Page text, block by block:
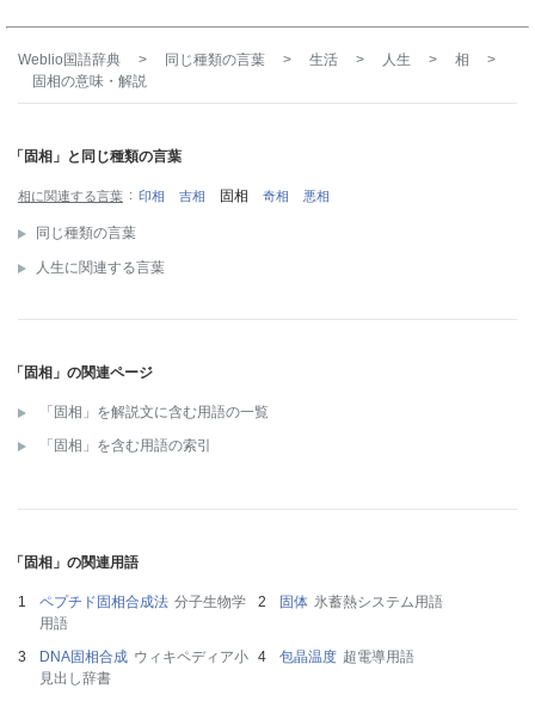
Weblio国語辞典 > 同じ種類の言葉 > 生活 > 人生 > 相
>
固相の意味・解説
「固相」と同じ種類の言葉
相に関連する言葉 印相 吉相 固相 奇相 悪相
同じ種類の言葉
人生に関連する言葉
「固相」の関連ページ
「固相」を解説文に含む用語の一覧
「固相」を含む用語の索引
「固相」の関連用語
ペプチド固相合成法 分子生物学
用語
固体 氷蓄熱システム用語
DNA固相合成 ウィキペディア小
見出し辞書
包晶温度 超電導用語